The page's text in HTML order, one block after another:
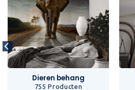
Dieren behang
755 Producten